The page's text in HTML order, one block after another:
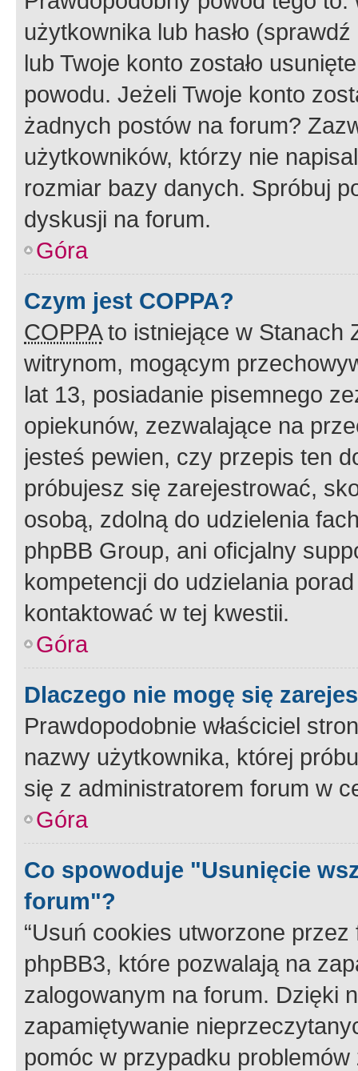
użytkownika lub hasło
lub Twoje konto zostało
powodu. Jeżeli Twoje konto
żadnych postów na forum?
użytkowników, którzy nie
rozmiar bazy danych. Spróbuj
dyskusji na forum.
Góra
Czym jest COPPA?
COPPAto istniejące w Stanach
witrynom, mogącym
lat 13, posiadanie pisemnego
opiekunów, zezwalające na
jesteś pewien, czy przepis ten
próbujesz się zarejestrować,
osobą, zdolną do udzielenia
phpBB Group, ani oficjalny
kompetencji do udzielania
kontaktować w tej kwestii.
Góra
Dlaczego nie mogę się
Prawdopodobnie właściciel
nazwy użytkownika, której
się z administratorem forum w
Góra
Co spowoduje "Usunięcie
forum"?
“Usuń cookies utworzone
phpBB3, które pozwalają na
zalogowanym na forum. Dzięki
zapamiętywanie
pomóc w przypadku